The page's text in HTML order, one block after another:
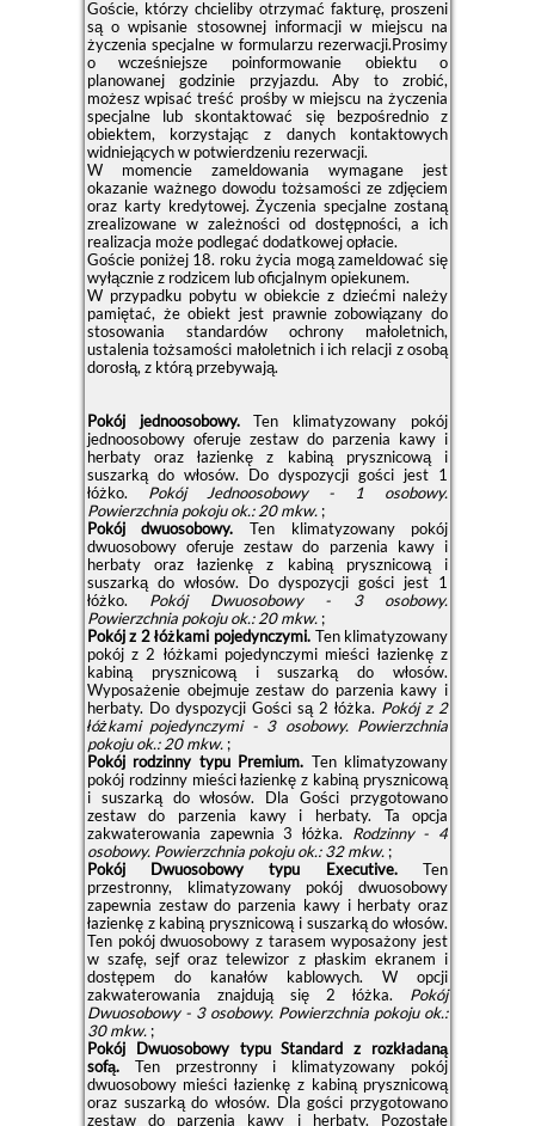
Goście, którzy chcieliby otrzymać fakturę, proszeni
są o wpisanie stosownej informacji w miejscu na
życzenia specjalne w formularzu rezerwacji.Prosimy
o wcześniejsze poinformowanie obiektu o
planowanej godzinie przyjazdu. Aby to zrobić,
możesz wpisać treść prośby w miejscu na życzenia
specjalne lub skontaktować się bezpośrednio z
obiektem, korzystając z danych kontaktowych
widniejących w potwierdzeniu rezerwacji.
W momencie zameldowania wymagane jest
okazanie ważnego dowodu tożsamości ze zdjęciem
oraz karty kredytowej. Życzenia specjalne zostaną
zrealizowane w zależności od dostępności, a ich
realizacja może podlegać dodatkowej opłacie.
Goście poniżej 18. roku życia mogą zameldować się
wyłącznie z rodzicem lub oficjalnym opiekunem.
W przypadku pobytu w obiekcie z dziećmi należy
pamiętać, że obiekt jest prawnie zobowiązany do
stosowania standardów ochrony małoletnich,
ustalenia tożsamości małoletnich i ich relacji z osobą
dorosłą, z którą przebywają.
Pokój jednoosobowy.Ten klimatyzowany pokój
jednoosobowy oferuje zestaw do parzenia kawy i
herbaty oraz łazienkę z kabiną prysznicową i
suszarką do włosów. Do dyspozycji gości jest 1
łóżko. Pokój Jednoosobowy - 1 osobowy.
Powierzchnia pokoju ok.: 20 mkw.;
Pokój dwuosobowy. Ten klimatyzowany pokój
dwuosobowy oferuje zestaw do parzenia kawy i
herbaty oraz łazienkę z kabiną prysznicową i
suszarką do włosów. Do dyspozycji gości jest 1
łóżko. Pokój Dwuosobowy - 3 osobowy.
Powierzchnia pokoju ok.: 20 mkw.;
Pokój z 2 łóżkami pojedynczymi. Ten klimatyzowany
pokój z 2 łóżkami pojedynczymi mieści łazienkę z
kabiną prysznicową i suszarką do włosów.
Wyposażenie obejmuje zestaw do parzenia kawy i
herbaty. Do dyspozycji Gości są 2 łóżka. Pokój z 2
łóżkami pojedynczymi - 3 osobowy. Powierzchnia
pokoju ok.: 20 mkw.;
Pokój rodzinny typu Premium. Ten klimatyzowany
pokój rodzinny mieści łazienkę z kabiną prysznicową
i suszarką do włosów. Dla Gości przygotowano
zestaw do parzenia kawy i herbaty. Ta opcja
zakwaterowania zapewnia 3 łóżka. Rodzinny - 4
osobowy. Powierzchnia pokoju ok.: 32 mkw.;
Pokój Dwuosobowy typu Executive.Ten
przestronny, klimatyzowany pokój dwuosobowy
zapewnia zestaw do parzenia kawy i herbaty oraz
łazienkę z kabiną prysznicową i suszarką do włosów.
Ten pokój dwuosobowy z tarasem wyposażony jest
w szafę, sejf oraz telewizor z płaskim ekranem i
dostępem do kanałów kablowych. W opcji
zakwaterowania znajdują się 2 łóżka. Pokój
Dwuosobowy - 3 osobowy. Powierzchnia pokoju ok.:
30 mkw.;
Pokój Dwuosobowy typu Standard z rozkładaną
sofą.Ten przestronny i klimatyzowany pokój
dwuosobowy mieści łazienkę z kabiną prysznicową
oraz suszarką do włosów. Dla gości przygotowano
zestaw do parzenia kawy i herbaty. Pozostałe